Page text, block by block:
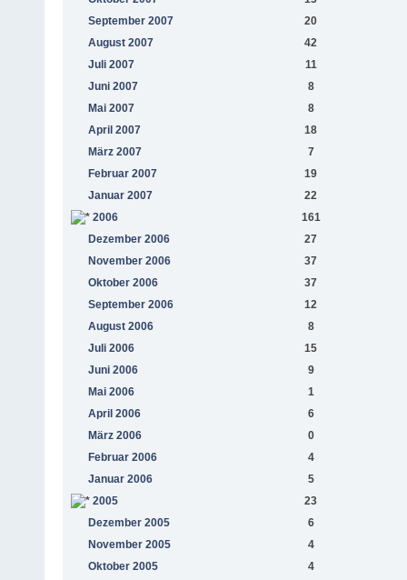
September 2007
20
August 2007
42
Juli 2007
11
Juni 2007
8
Mai 2007
8
April 2007
18
März 2007
7
Februar 2007
19
Januar 2007
22
2006
161
Dezember 2006
27
November 2006
37
Oktober 2006
37
September 2006
12
August 2006
8
Juli 2006
15
Juni 2006
9
Mai 2006
1
April 2006
6
März 2006
0
Februar 2006
4
Januar 2006
5
2005
23
Dezember 2005
6
November 2005
4
Oktober 2005
4